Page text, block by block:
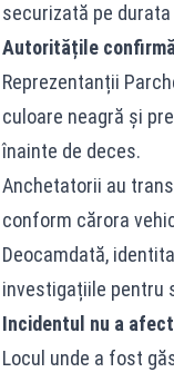
securizată pe
Autoritățile
Reprezentanții
culoare neagră și
înainte de deces.
Anchetatorii au
conform cărora
Deocamdată,
investigațiile pentru
Incidentul nu a
Locul unde a fost